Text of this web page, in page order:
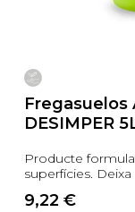
Fregasuelos
DESIMPER
Producte
superfícies.
9,22 €